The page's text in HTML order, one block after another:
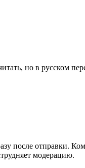
но в русском
после отправки.
модерацию.